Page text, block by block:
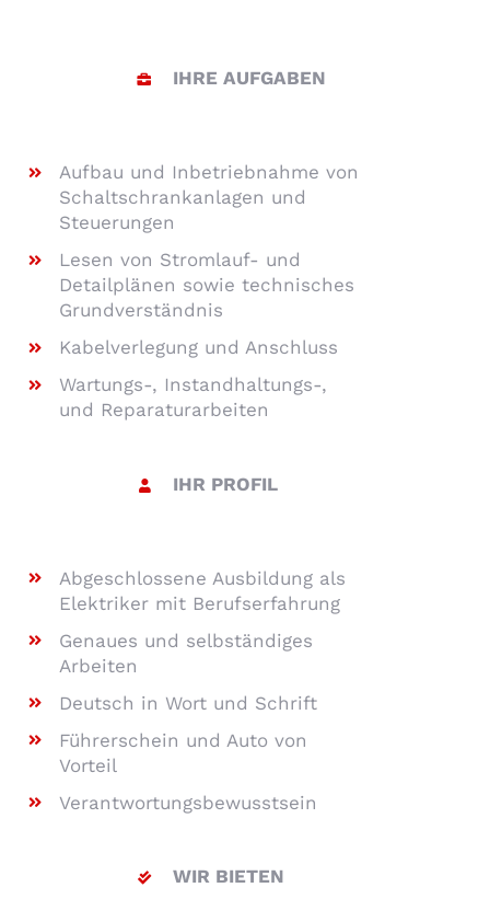
IHRE AUFGABEN
Aufbau und Inbetriebnahme von
Schaltschrankanlagen und
Steuerungen
Lesen von Stromlauf- und
Detailplänen sowie technisches
Grundverständnis
Kabelverlegung und Anschluss
Wartungs-, Instandhaltungs-,
und Reparaturarbeiten
IHR PROFIL
Abgeschlossene Ausbildung als
Elektriker mit Berufserfahrung
Genaues und selbständiges
Arbeiten
Deutsch in Wort und Schrift
Führerschein und Auto von
Vorteil
Verantwortungsbewusstsein
WIR BIETEN